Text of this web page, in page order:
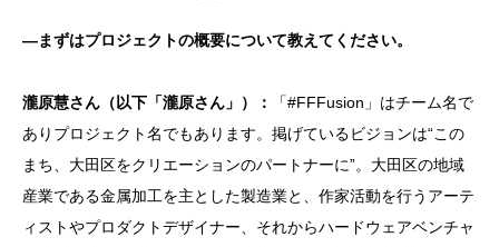
―まずはプロジェクトの概要について教えてください。
瀧原慧さん（以下「瀧原さん」）：
「#FFFusion」はチーム名で
ありプロジェクト名でもあります。掲げているビジョンは“この
まち、大田区をクリエーションのパートナーに”。大田区の地域
産業である金属加工を主とした製造業と、作家活動を行うアーテ
ィストやプロダクトデザイナー、それからハードウェアベンチャ